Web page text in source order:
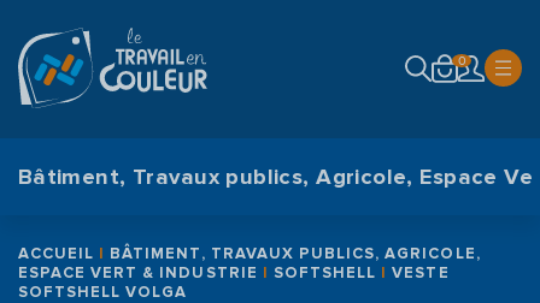
0
Bâtiment, Travaux publics, Agricole, Espace
ACCUEIL | BÂTIMENT, TRAVAUX PUBLICS, AGRICOLE,
ESPACE VERT & INDUSTRIE | SOFTSHELL | VESTE
SOFTSHELL VOLGA